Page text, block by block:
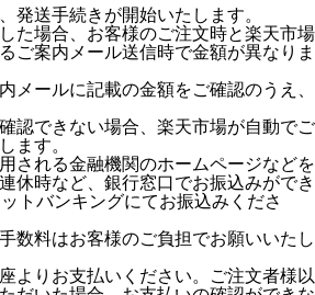
発送手続きが開始いたします。
た場合、お客様のご注文時と楽天市場
ご案内メール送信時で金額が異なりま
メールに記載の金額をご確認のうえ、
認できない場合、楽天市場が自動でご
ます。
される金融機関のホームページなどを
休時など、銀行窓口でお振込みができ
トバンキングにてお振込みくださ
数料はお客様のご負担でお願いいたし
よりお支払いください。ご注文者様以